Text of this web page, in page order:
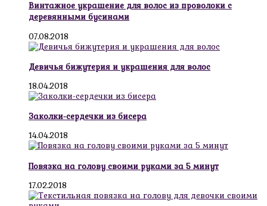
Винтажное украшение для волос из проволоки с
деревянными бусинами
07.08.2018
Девичья бижутерия и украшения для волос
18.04.2018
Заколки-сердечки из бисера
14.04.2018
Повязка на голову своими руками за 5 минут
17.02.2018